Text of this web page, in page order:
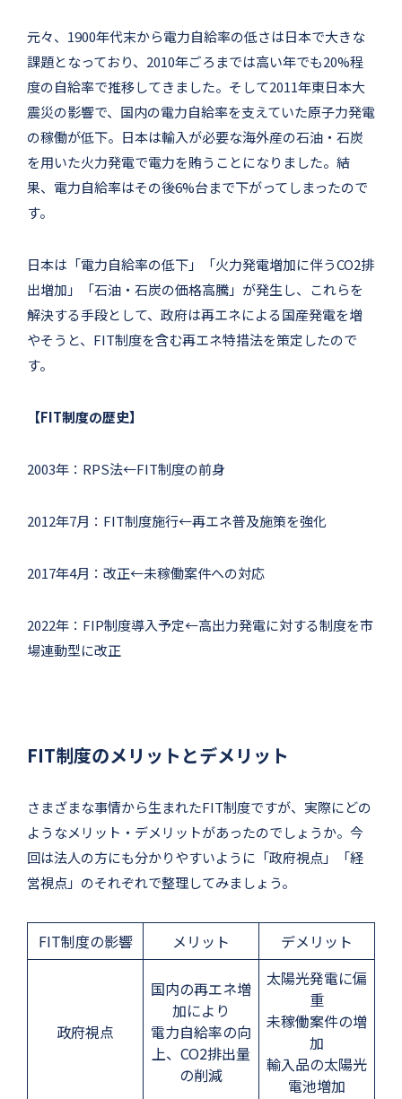
元々、1900年代末から電力自給率の低さは日本で大きな
課題となっており、2010年ごろまでは高い年でも20%程
度の自給率で推移してきました。そして2011年東日本大
震災の影響で、国内の電力自給率を支えていた原子力発電
の稼働が低下。日本は輸入が必要な海外産の石油・石炭
を用いた火力発電で電力を賄うことになりました。結
果、電力自給率はその後6%台まで下がってしまったので
す。
日本は「電力自給率の低下」「火力発電増加に伴うCO2排
出増加」「石油・石炭の価格高騰」が発生し、これらを
解決する手段として、政府は再エネによる国産発電を増
やそうと、FIT制度を含む再エネ特措法を策定したので
す。
【FIT制度の歴史】
2003年：RPS法←FIT制度の前身
2012年7月：FIT制度施行←再エネ普及施策を強化
2017年4月：改正←未稼働案件への対応
2022年：FIP制度導入予定←高出力発電に対する制度を市
場連動型に改正
FIT制度のメリットとデメリット
さまざまな事情から生まれたFIT制度ですが、実際にどの
ようなメリット・デメリットがあったのでしょうか。今
回は法人の方にも分かりやすいように「政府視点」「経
営視点」のそれぞれで整理してみましょう。
FIT制度の影響 メリット デメリット
政府視点
国内の再エネ増
加により
電力自給率の向
上、CO2排出量
の削減
太陽光発電に偏
重
未稼働案件の増
加
輸入品の太陽光
電池増加